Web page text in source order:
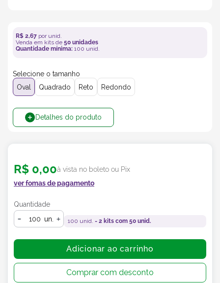
R$ 2,67 por unid.
Venda em kits de 50 unidades
Quantidade mínima: 100 unid.
Selecione o tamanho
Oval
Quadrado Reto Redondo
Detalhes do produto
R$ 0,00à vista no boleto ou Pix
ver fomas de pagamento
Quantidade
un.
100 unid. = 2 kits com 50 unid.
Adicionar ao carrinho
Comprar com desconto
10º saco